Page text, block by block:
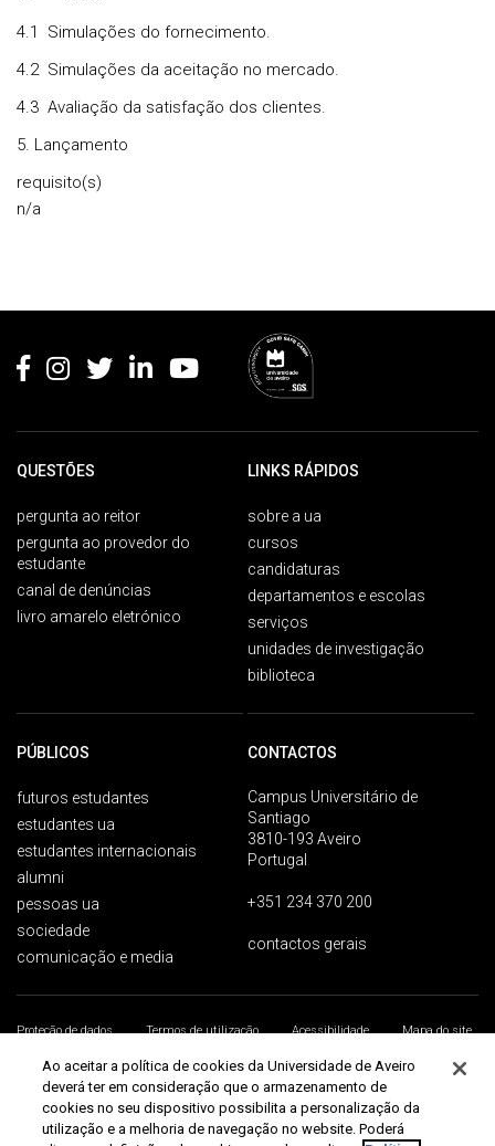
4.1 Simulações do fornecimento.
4.2 Simulações da aceitação no mercado.
4.3 Avaliação da satisfação dos clientes.
5. Lançamento
requisito(s)
n/a
QUESTÕES
pergunta ao reitor
pergunta ao provedor do
estudante
canal de denúncias
livro amarelo eletrónico
LINKS RÁPIDOS
sobre a ua
cursos
candidaturas
departamentos e escolas
serviços
unidades de investigação
biblioteca
PÚBLICOS
futuros estudantes
estudantes ua
estudantes internacionais
alumni
pessoas ua
sociedade
comunicação e media
CONTACTOS
Campus Universitário de
Santiago
3810-193 Aveiro
Portugal
+351 234 370 200
contactos gerais
Proteção de dados Termos de utilização Acessibilidade
Mapa do site
Universidade de Aveiro 2026
Ao aceitar a política de cookies da Universidade de Aveiro
deverá ter em consideração que o armazenamento de
cookies no seu dispositivo possibilita a personalização da
utilização e a melhoria de navegação no website. Poderá